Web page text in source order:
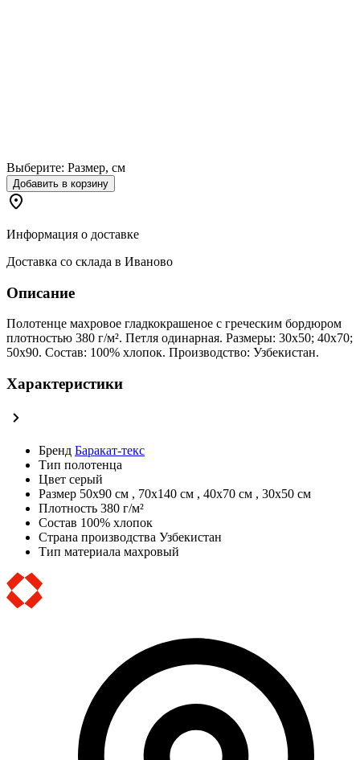
Выберите: Размер, см
Добавить в корзину
Информация о доставке
Доставка со склада в Иваново
Описание
Полотенце махровое гладкокрашеное с греческим бордюром
плотностью 380 г/м². Петля одинарная. Размеры: 30х50; 40х70;
50х90. Состав: 100% хлопок. Производство: Узбекистан.
Характеристики
Бренд Баракат-текс
Тип полотенца
Цвет серый
Размер 50х90 см , 70х140 см , 40х70 см , 30х50 см
Плотность 380 г/м²
Состав 100% хлопок
Страна производства Узбекистан
Тип материала махровый